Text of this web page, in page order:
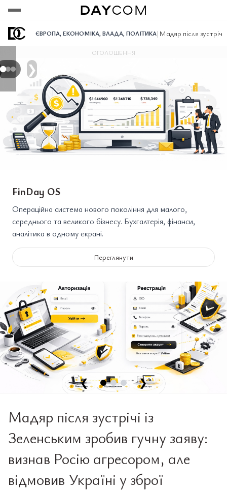
ЄВРОПА, ЕКОНОМІКА, ВЛАДА, ПОЛІТИКА| Мадяр після
❯
ОГОЛОШЕННЯ
FinDay OS
Операційна система нового покоління для малого,
середнього та великого бізнесу. Бухгалтерія, фінанси,
аналітика в одному екрані.
Переглянути
❮ ❯
Мадяр після зустрічі із
Зеленським зробив гучну заяву:
визнав Росію агресором, але
відмовив Україні у зброї